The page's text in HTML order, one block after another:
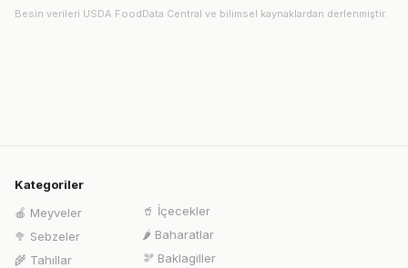
Besin verileri USDA FoodData Central ve bilimsel kaynaklardan derlenmiştir.
Kategoriler
🍎 Meyveler
🥦 Sebzeler
🌾 Tahıllar
🥤 İçecekler
🌶️ Baharatlar
🫘 Baklagiller